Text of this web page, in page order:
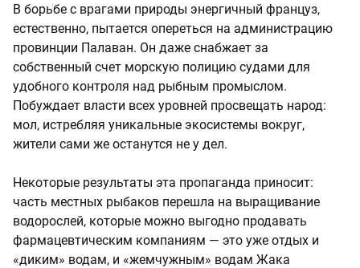
В борьбе с врагами природы энергичный француз,
естественно, пытается опереться на администрацию
провинции Палаван. Он даже снабжает за
собственный счет морскую полицию судами для
удобного контроля над рыбным промыслом.
Побуждает власти всех уровней просвещать народ:
мол, истребляя уникальные экосистемы вокруг,
жители сами же останутся не у дел.
Некоторые результаты эта пропаганда приносит:
часть местных рыбаков перешла на выращивание
водорослей, которые можно выгодно продавать
фармацевтическим компаниям — это уже отдых и
«диким» водам, и «жемчужным» водам Жака